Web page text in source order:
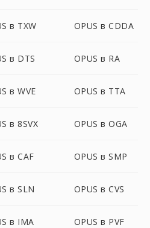
в TXW OPUS в CDDA
в DTS OPUS в RA
в WVE OPUS в TTA
в 8SVX OPUS в OGA
в CAF OPUS в SMP
в SLN OPUS в CVS
в IMA OPUS в PVF